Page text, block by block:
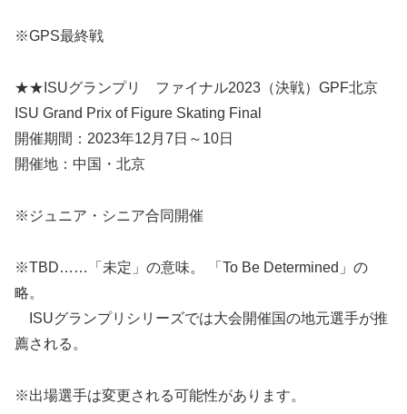
※GPS最終戦
★★ISUグランプリ ファイナル2023（決戦）GPF北京
ISU Grand Prix of Figure Skating Final
開催期間：2023年12月7日～10日
開催地：中国・北京
※ジュニア・シニア合同開催
※TBD……「未定」の意味。 「To Be Determined」の
略。
ISUグランプリシリーズでは大会開催国の地元選手が推
薦される。
※出場選手は変更される可能性があります。